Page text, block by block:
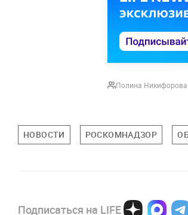
Полина Никифорова
НОВОСТИ РОСКОМНАДЗОР
Подписаться на LIFE